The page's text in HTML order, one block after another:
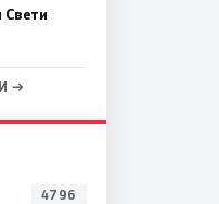
Свети
→
4796